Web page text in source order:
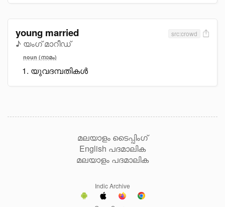
young married
♪ യംഗ് മാറീഡ്
src:crowd
noun (നാമം)
യുവദമ്പതികൾ
മലയാളം ടൈപ്പിംഗ്
English പദമാലിക
മലയാളം പദമാലിക
Indic Archive